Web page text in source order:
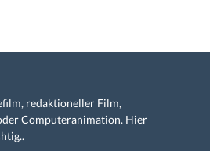
redaktioneller Film,
Computeranimation. Hier